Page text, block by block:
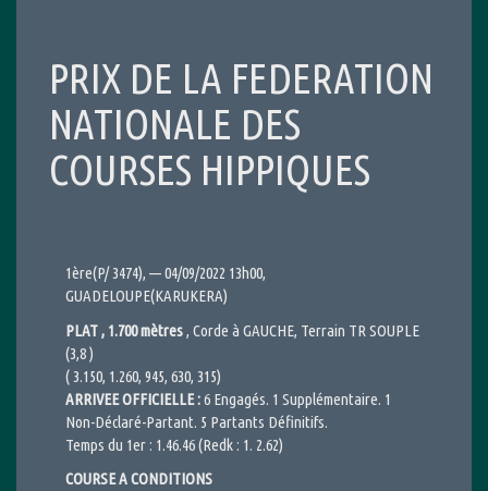
PRIX DE LA FEDERATION
NATIONALE DES
COURSES HIPPIQUES
1ère(P/ 3474), — 04/09/2022 13h00,
GUADELOUPE(KARUKERA)
PLAT , 1.700 mètres, Corde à GAUCHE, Terrain TR SOUPLE
(3,8 )
( 3.150, 1.260, 945, 630, 315)
ARRIVEE OFFICIELLE :6 Engagés. 1 Supplémentaire. 1
Non-Déclaré-Partant. 5 Partants Définitifs.
Temps du 1er : 1.46.46 (Redk : 1. 2.62)
COURSE A CONDITIONS